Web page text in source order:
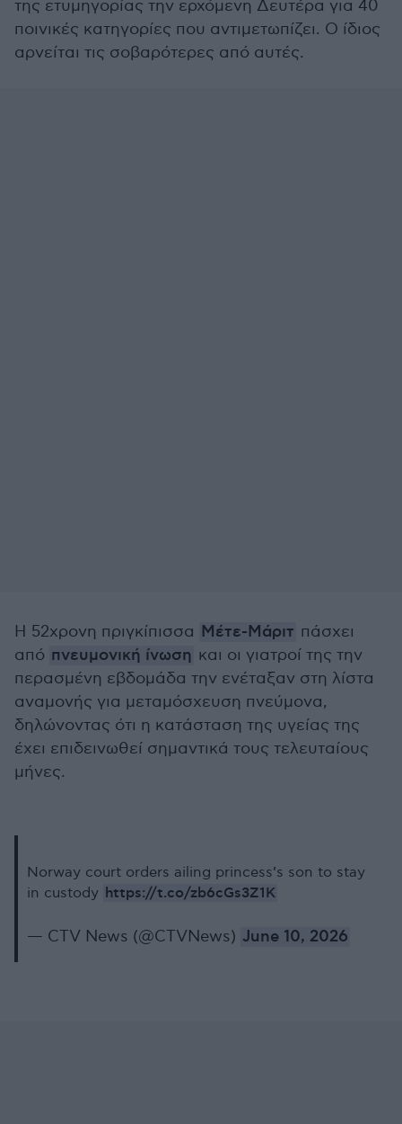
της ετυμηγορίας την ερχόμενη Δευτέρα για 40
ποινικές κατηγορίες που αντιμετωπίζει. Ο ίδιος
αρνείται τις σοβαρότερες από αυτές.
Η 52χρονη πριγκίπισσα Μέτε-Μάριτ πάσχει
από πνευμονική ίνωση και οι γιατροί της την
περασμένη εβδομάδα την ενέταξαν στη λίστα
αναμονής για μεταμόσχευση πνεύμονα,
δηλώνοντας ότι η κατάσταση της υγείας της
έχει επιδεινωθεί σημαντικά τους τελευταίους
μήνες.
Norway court orders ailing princess’s son to stay
in custody https://t.co/zb6cGs3Z1K
— CTV News (@CTVNews) June 10, 2026